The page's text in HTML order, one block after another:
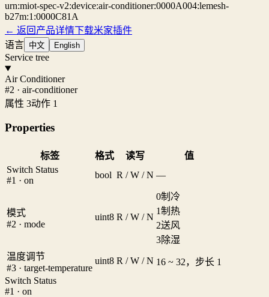
urn:miot-spec-v2:device:air-conditioner:0000A004:lemesh-
b27m:1:0000C81A
← 返回产品详情下载米家插件
语言 中文 English
Service tree
Air Conditioner
#2 · air-conditioner
属性 3动作 1
Properties
标签 格式 读写
值
Switch Status
#1 · on
bool R / W / N —
模式
#2 · mode
uint8 R / W / N
0制冷
1制热
2送风
3除湿
温度调节
#3 · target-temperature
uint8 R / W / N 16 ~ 32，步长 1
Switch Status
#1 · on